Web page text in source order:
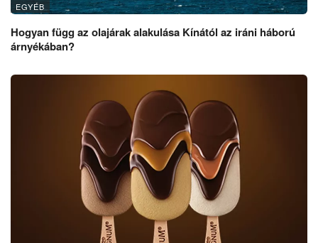
EGYÉB
Hogyan függ az olajárak alakulása Kínától az iráni háború
árnyékában?